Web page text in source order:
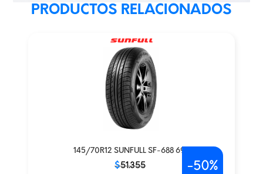
PRODUCTOS RELACIONADOS
145/70R12 SUNFULL SF-688 69T
$51.355 -50%